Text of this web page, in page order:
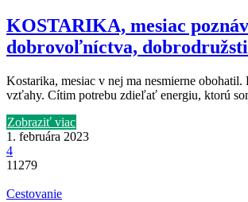
KOSTARIKA, mesiac
dobrovoľníctva,
Kostarika, mesiac v nej ma nesmierne obohatil.
vzťahy. Cítim potrebu zdieľať energiu, ktorú
Zobraziť viac
1. februára 2023
4
11279
Cestovanie